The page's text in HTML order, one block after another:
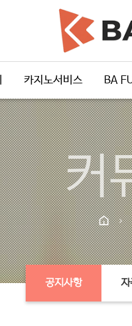
카지노서비스 BA
커
chevron_right
공지사항